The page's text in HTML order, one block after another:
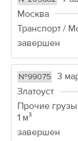
Москва
Транспорт /
завершен
№99075 3
Златоуст
Прочие
1 м³
завершен